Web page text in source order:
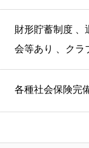
財形貯蓄制度 、
会等あり 、クラ
各種社会保険完